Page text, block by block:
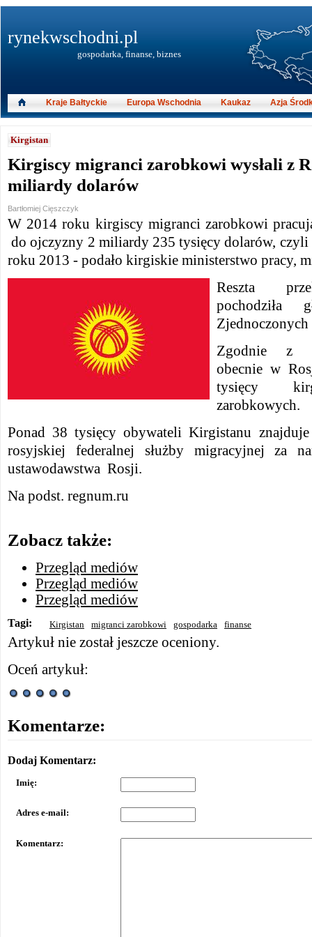
Kirgistan
Kirgiscy migranci zarobkowi wysłali z
miliardy dolarów
Bartłomiej Cięszczyk
W 2014 roku kirgiscy migranci zarobkowi
do ojczyzny 2 miliardy 235 tysięcy dolarów,
roku 2013 - podało kirgiskie ministerstwo pracy,
Reszta
pochodziła
Zgodnie z
obecnie w
tysięcy
zarobkowych.
Ponad 38 tysięcy obywateli Kirgistanu
rosyjskiej federalnej służby migracyjnej za
ustawodawstwa Rosji.
Na podst. regnum.ru
Zobacz także:
Przegląd mediów
Przegląd mediów
Przegląd mediów
Tagi: Kirgistan migranci zarobkowi gospodarka finanse
Artykuł nie został jeszcze oceniony.
Oceń artykuł:
Komentarze:
Dodaj Komentarz:
Imię:
Adres e-mail:
Komentarz:
rynekwschodni.pl
gospodarka, finanse, biznes
Kraje Bałtyckie Europa Wschodnia Kaukaz Azja